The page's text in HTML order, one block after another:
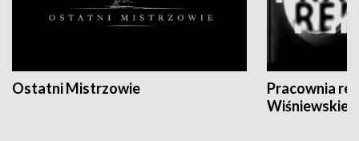
Ostatni Mistrzowie
Pracownia